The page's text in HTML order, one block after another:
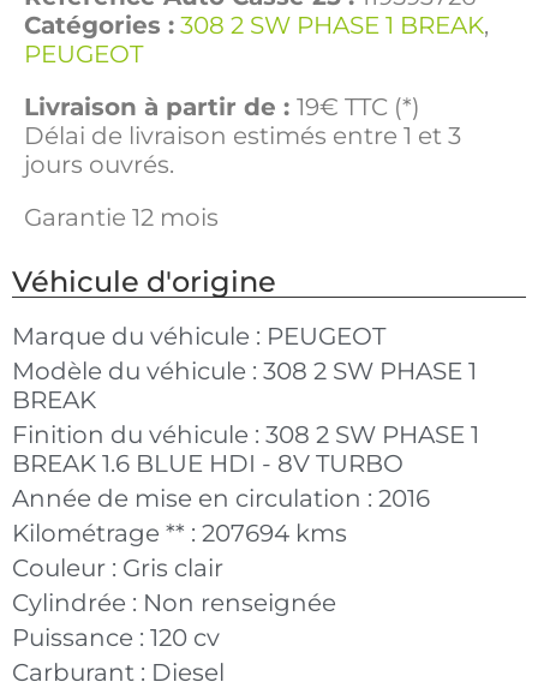
Catégories : 308 2 SW PHASE 1 BREAK,
PEUGEOT
Livraison à partir de : 19€ TTC (*)
Délai de livraison estimés entre 1 et 3
jours ouvrés.
Garantie 12 mois
Véhicule d'origine
Marque du véhicule : PEUGEOT
Modèle du véhicule : 308 2 SW PHASE 1
BREAK
Finition du véhicule : 308 2 SW PHASE 1
BREAK 1.6 BLUE HDI - 8V TURBO
Année de mise en circulation : 2016
Kilométrage ** : 207694 kms
Couleur : Gris clair
Cylindrée : Non renseignée
Puissance : 120 cv
Carburant : Diesel